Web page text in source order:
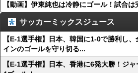
【動画】伊東純也は冷静にゴール！試合
サッカーミックスジュース
【E-1選手権】日本、韓国に1-0で勝利し
インのゴールを守り切る...
【E-1選手権】日本、香港に6発大勝！ジ